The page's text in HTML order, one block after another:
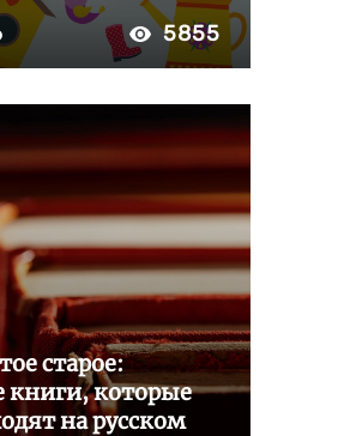
5855
старое:
книги, которые
на русском